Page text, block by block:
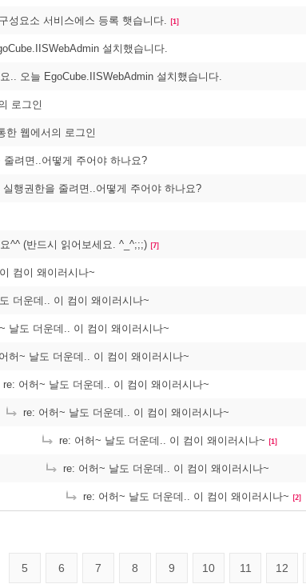
성요소 서비스에스 등록 햇습니다. [1]
설치했습니다.
.. 오늘 EgoCube.IISWebAdmin 설치했습니다.
로그인
한 웹에서의 로그인
줄려면..어떻게 주어야 하나요?
실행권한을 줄려면..어떻게 주어야 하나요?
^^ (반드시 읽어보세요. ^_^;;;) [7]
컴이 왜이러시나~
더운데.. 이 컴이 왜이러시나~
날도 더운데.. 이 컴이 왜이러시나~
허~ 날도 더운데.. 이 컴이 왜이러시나~
re: 어허~ 날도 더운데.. 이 컴이 왜이러시나~
re: 어허~ 날도 더운데.. 이 컴이 왜이러시나~
re: 어허~ 날도 더운데.. 이 컴이 왜이러시나~ [1]
re: 어허~ 날도 더운데.. 이 컴이 왜이러시나~
re: 어허~ 날도 더운데.. 이 컴이 왜이러시나~ [2]
5 6 7 8 9 10 11 12